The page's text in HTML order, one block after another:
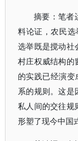
摘要：笔者
料论证，农民选
选举既是搅动社
村庄权威结构的
的实践已经演变
系的规则。这是
私人间的交往规
形塑了现今中国